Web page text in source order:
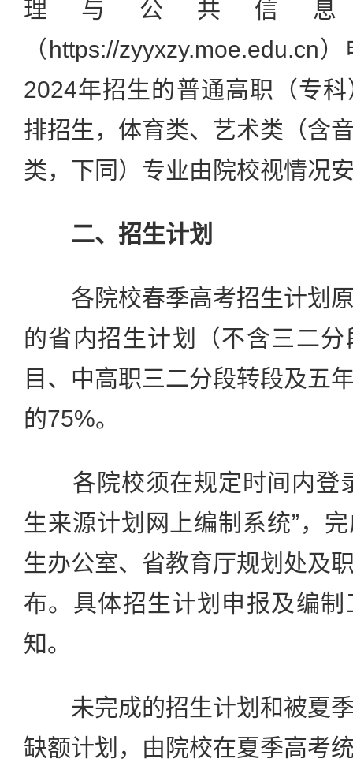
理与公共信
（https://zyyxzy.moe.edu.cn
2024年招生的普通高职（专
排招生，体育类、艺术类（含
类，下同）专业由院校视情况
二、招生计划
各院校春季高考招生计划原
的省内招生计划（不含三二
目、中高职三二分段转段及五
的75%。
各院校须在规定时间内登
生来源计划网上编制系统”，
生办公室、省教育厅规划处及
布。具体招生计划申报及编
知。
未完成的招生计划和被夏季
缺额计划，由院校在夏季高考